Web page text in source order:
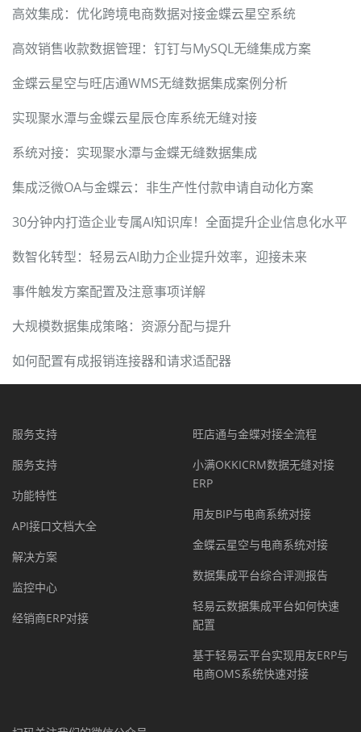
高效集成：优化跨境电商数据对接金蝶云星空系统
高效销售收款数据管理：钉钉与MySQL无缝集成方案
金蝶云星空与旺店通WMS无缝数据集成案例分析
实现聚水潭与金蝶云星辰仓库系统无缝对接
系统对接：实现聚水潭与金蝶无缝数据集成
集成泛微OA与金蝶云：非生产性付款申请自动化方案
30分钟内打造企业专属AI知识库！全面提升企业信息化水平
数智化转型：轻易云AI助力企业提升效率，迎接未来
事件触发方案配置及注意事项详解
大规模数据集成策略：资源分配与提升
如何配置有成报销连接器和请求适配器
服务支持
服务支持
功能特性
API接口文档大全
解决方案
监控中心
经销商ERP对接
旺店通与金蝶对接全流程
小满OKKICRM数据无缝对接
ERP
用友BIP与电商系统对接
金蝶云星空与电商系统对接
数据集成平台综合评测报告
轻易云数据集成平台如何快速
配置
基于轻易云平台实现用友ERP与
电商OMS系统快速对接